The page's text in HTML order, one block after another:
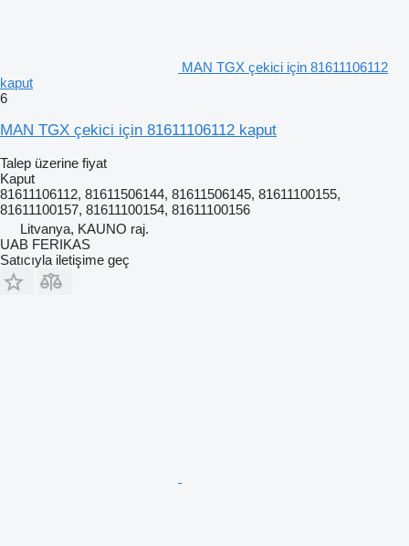
MAN TGX çekici için 81611106112
kaput
6
MAN TGX çekici için 81611106112 kaput
Talep üzerine fiyat
Kaput
81611106112, 81611506144, 81611506145, 81611100155,
81611100157, 81611100154, 81611100156
Litvanya, KAUNO raj.
UAB FERIKAS
Satıcıyla iletişime geç